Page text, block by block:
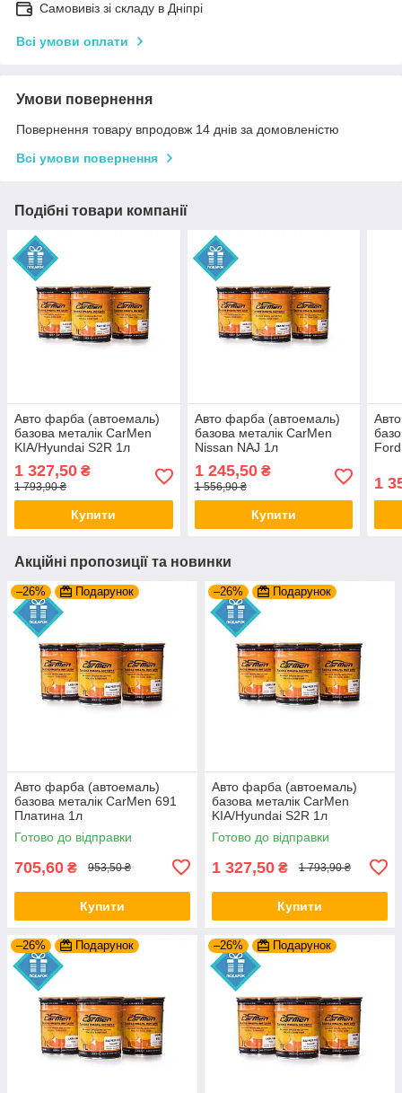
Самовивіз зі складу в Дніпрі
Всі умови оплати
Умови повернення
Повернення товару впродовж 14 днів за домовленістю
Всі умови повернення
Подібні товари компанії
Авто фарба (автоемаль)
базова металік CarMen
KIA/Hyundai S2R 1л
1 327,50 ₴
1 793,90 ₴
Купити
Авто фарба (автоемаль)
базова металік CarMen
Nissan NAJ 1л
1 245,50₴
1 556,90 ₴
Купити
1
Акційні пропозиції та новинки
–26% Подарунок
Авто фарба (автоемаль)
базова металік CarMen 691
Платина 1л
Готово до відправки
705,60 ₴ 953,50 ₴
Купити
–26% Подарунок
Авто фарба (автоемаль)
базова металік CarMen
KIA/Hyundai S2R 1л
Готово до відправки
1 327,50 ₴ 1 793,90 ₴
Купити
–26% Подарунок –26% Подарунок